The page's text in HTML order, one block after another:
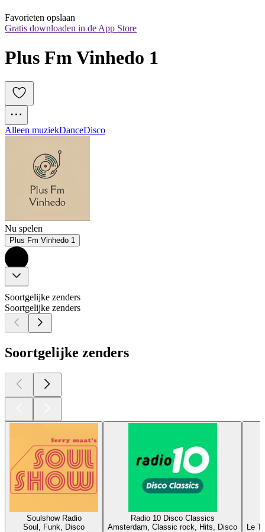
Favorieten opslaan
Gratis downloaden in de App Store
Plus Fm Vinhedo 1
Alleen muziekDanceDisco
Nu spelen
Plus Fm Vinhedo 1
Soortgelijke zenders
Soortgelijke zenders
Soortgelijke zenders
Soulshow Radio
Soul, Funk, Disco
Radio 10 Disco Classics
Amsterdam, Classic rock, Hits, Disco
Le